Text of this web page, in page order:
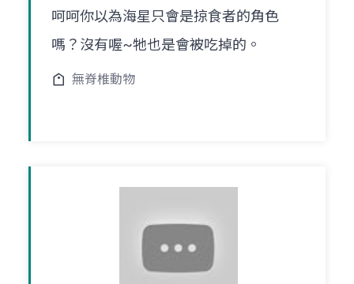
呵呵你以為海星只會是掠食者的角色
嗎？沒有喔~牠也是會被吃掉的。
無脊椎動物